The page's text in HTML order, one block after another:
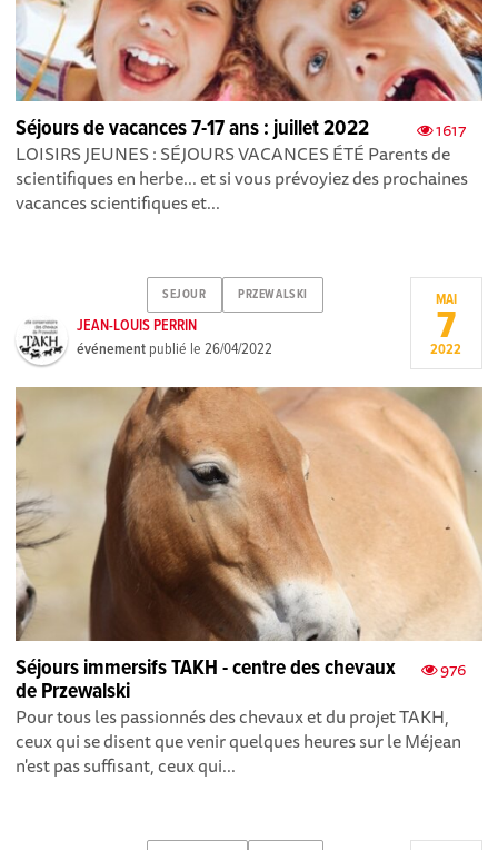
1617
Séjours de vacances 7-17 ans : juillet 2022
LOISIRS JEUNES : SÉJOURS VACANCES ÉTÉ Parents de
scientifiques en herbe... et si vous prévoyiez des prochaines
vacances scientifiques et...
SEJOUR PRZEWALSKI
JEAN-LOUIS PERRIN
événement publié le26/04/2022
MAI
7
2022
976
Séjours immersifs TAKH - centre des chevaux
de Przewalski
Pour tous les passionnés des chevaux et du projet TAKH,
ceux qui se disent que venir quelques heures sur le Méjean
n'est pas suffisant, ceux qui...